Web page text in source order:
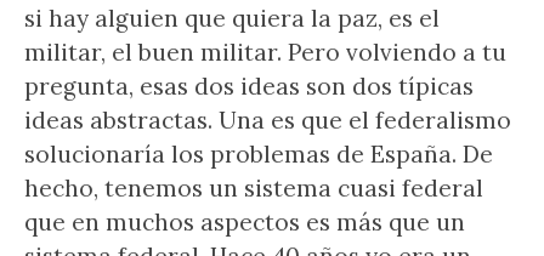
si hay alguien que quiera la paz, es el
militar, el buen militar. Pero volviendo a tu
pregunta, esas dos ideas son dos típicas
ideas abstractas. Una es que el federalismo
solucionaría los problemas de España. De
hecho, tenemos un sistema cuasi federal
que en muchos aspectos es más que un